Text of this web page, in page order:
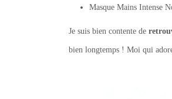
Masque Mains Intense
Je suis bien contente de
bien longtemps ! Moi qui